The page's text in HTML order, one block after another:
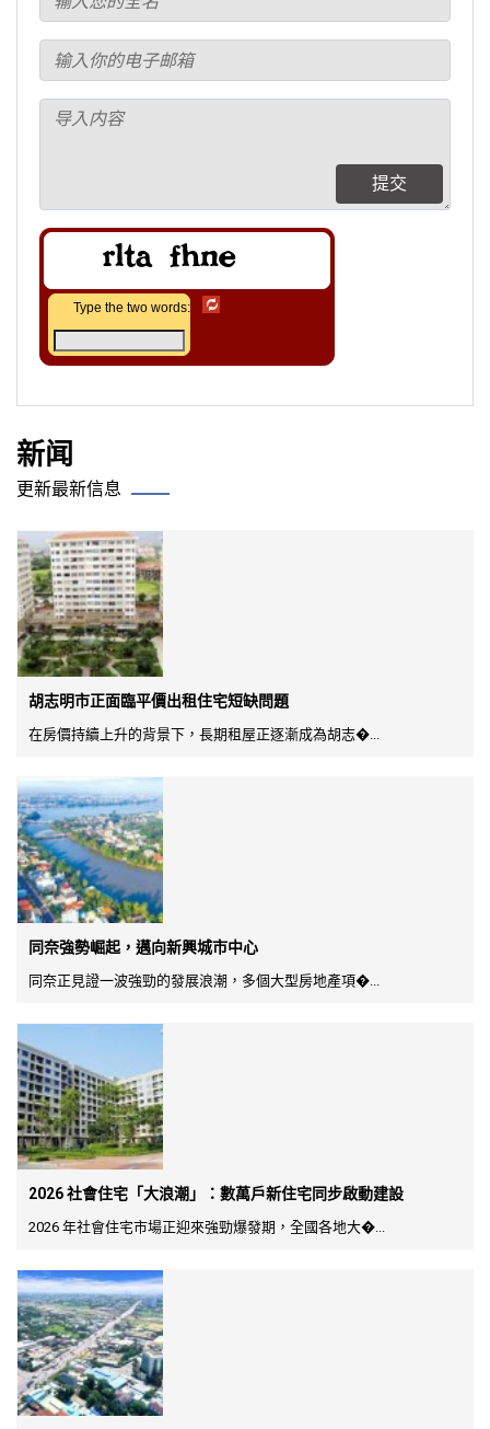
提交
Type the two words:
新闻
更新最新信息
胡志明市正面臨平價出租住宅短缺問題
在房價持續上升的背景下，長期租屋正逐漸成為胡志�...
同奈強勢崛起，邁向新興城市中心
同奈正見證一波強勁的發展浪潮，多個大型房地產項�...
2026 社會住宅「大浪潮」：數萬戶新住宅同步啟動建設
2026 年社會住宅市場正迎來強勁爆發期，全國各地大�...